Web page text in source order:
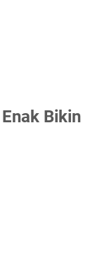
Bikin